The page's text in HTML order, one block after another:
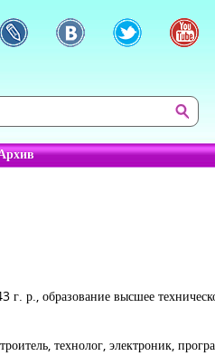
г. р., образование высшее
технолог, электроник,